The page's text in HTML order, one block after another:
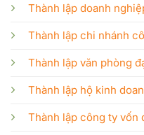
Thành lập doanh
Thành lập chi nhánh
Thành lập văn phòng
Thành lập hộ kinh
Thành lập công ty vốn